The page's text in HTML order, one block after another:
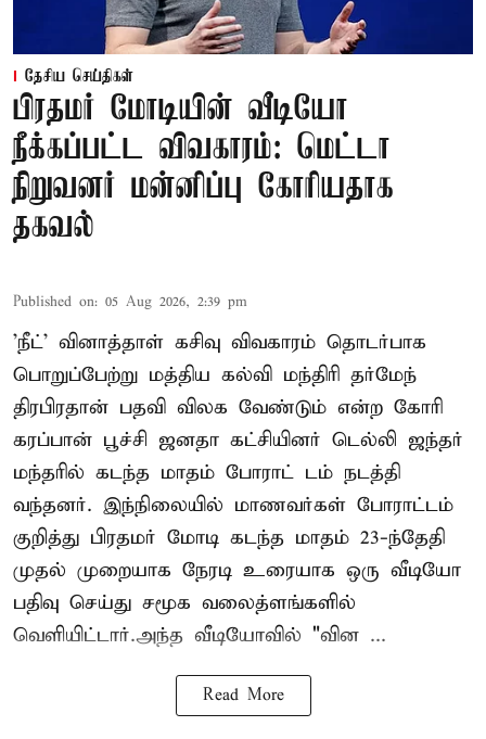
தேசிய செய்திகள்
பிரதமர் மோடியின் வீடியோ
நீக்கப்பட்ட விவகாரம்: மெட்டா
நிறுவனர் மன்னிப்பு கோரியதாக
தகவல்
Published on: 05 Aug 2026, 2:39 pm
'நீட்' வினாத்தாள் கசிவு விவகாரம் தொடர்பாக
பொறுப்பேற்று மத்திய கல்வி மந்திரி தர்மேந்
திரபிரதான் பதவி விலக வேண்டும் என்ற கோரி
கரப்பான் பூச்சி ஜனதா கட்சியினர் டெல்லி ஜந்தர்
மந்தரில் கடந்த மாதம் போராட் டம் நடத்தி
வந்தனர். இந்நிலையில் மாணவர்கள் போராட்டம்
குறித்து பிரதமர் மோடி கடந்த மாதம் 23-ந்தேதி
முதல் முறையாக நேரடி உரையாக ஒரு வீடியோ
பதிவு செய்து சமூக வலைத்ளங்களில்
வெளியிட்டார்.அந்த வீடியோவில் "வின ...
Read More